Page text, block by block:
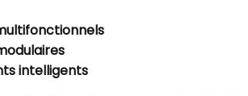
intelligents